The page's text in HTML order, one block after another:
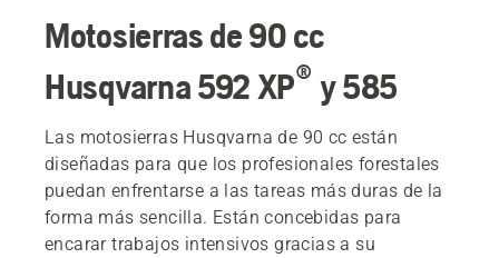
Introducción
Motosierra Husqvarna 585
Productos destacados
Motosierras de 90 cc
Husqvarna 592 XP® y 585
Las motosierras Husqvarna de 90 cc están
diseñadas para que los profesionales forestales
puedan enfrentarse a las tareas más duras de la
forma más sencilla. Están concebidas para
encarar trabajos intensivos gracias a su